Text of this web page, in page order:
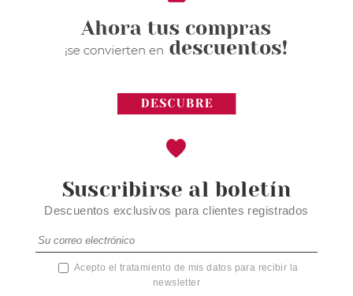
Suscribirse al boletín
Descuentos exclusivos para clientes registrados
Acepto el tratamiento de mis datos para recibir la
newsletter